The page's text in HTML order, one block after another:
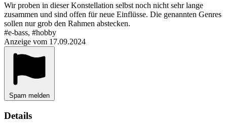
Wir proben in dieser Konstellation selbst noch nicht sehr lange
zusammen und sind offen für neue Einflüsse. Die genannten Genres
sollen nur grob den Rahmen abstecken.
#e-bass, #hobby
Anzeige vom 17.09.2024
Spam melden
Details